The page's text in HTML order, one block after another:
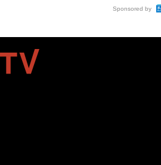
Sponsored by